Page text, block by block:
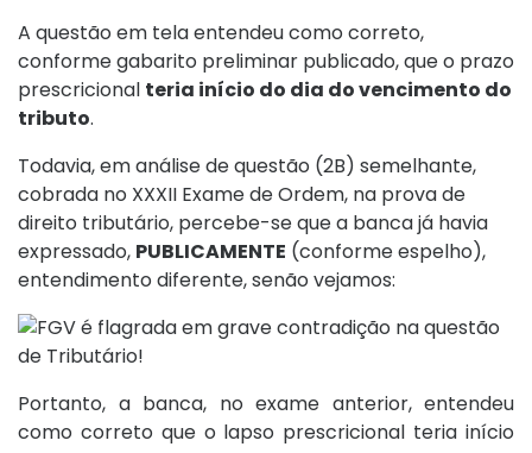
A questão em tela entendeu como correto,
conforme gabarito preliminar publicado, que o prazo
prescricional teria início do dia do vencimento do
tributo.
Todavia, em análise de questão (2B) semelhante,
cobrada no XXXII Exame de Ordem, na prova de
direito tributário, percebe-se que a banca já havia
expressado, PUBLICAMENTE (conforme espelho),
entendimento diferente, senão vejamos:
Portanto, a banca, no exame anterior, entendeu
como correto que o lapso prescricional teria início